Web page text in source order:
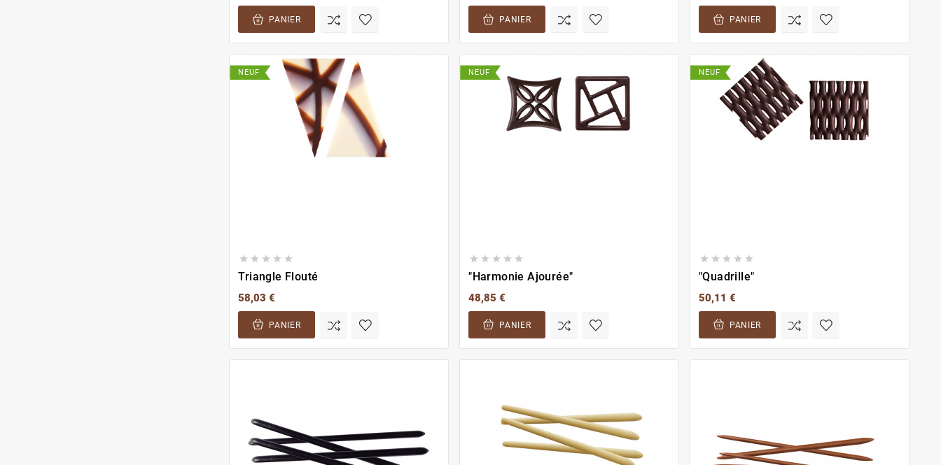
PANIER PANIER PANIER
NEUF
    
Triangle Flouté
58,03 €
PANIER
NEUF
    
"Harmonie Ajourée"
48,85 €
PANIER
NEUF
    
"Quadrille"
50,11 €
PANIER